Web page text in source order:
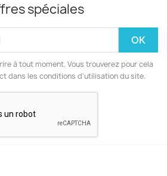
spéciales
à tout moment. Vous trouverez pour cela
dans les conditions d'utilisation du site.